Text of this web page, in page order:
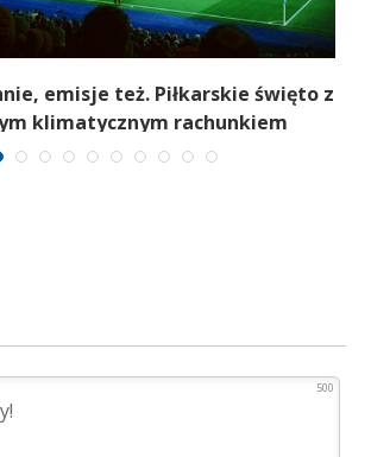
emisje też. Piłkarskie święto z
klimatycznym rachunkiem
500